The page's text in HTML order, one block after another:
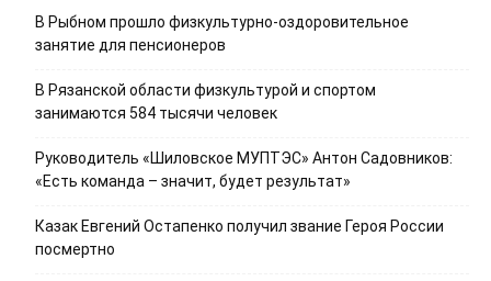
В Рыбном прошло физкультурно-оздоровительное
занятие для пенсионеров
В Рязанской области физкультурой и спортом
занимаются 584 тысячи человек
Руководитель «Шиловское МУПТЭС» Антон Садовников:
«Есть команда – значит, будет результат»
Казак Евгений Остапенко получил звание Героя России
посмертно